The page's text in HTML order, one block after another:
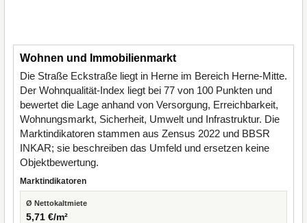
Wohnen und Immobilienmarkt
Die Straße Eckstraße liegt in Herne im Bereich Herne-Mitte.
Der Wohnqualität-Index liegt bei 77 von 100 Punkten und
bewertet die Lage anhand von Versorgung, Erreichbarkeit,
Wohnungsmarkt, Sicherheit, Umwelt und Infrastruktur. Die
Marktindikatoren stammen aus Zensus 2022 und BBSR
INKAR; sie beschreiben das Umfeld und ersetzen keine
Objektbewertung.
Marktindikatoren
Ø Nettokaltmiete
5,71 €/m²